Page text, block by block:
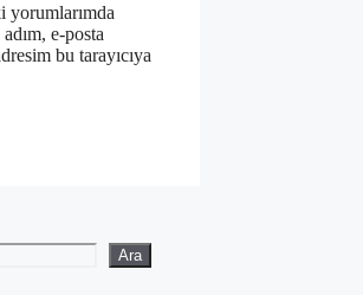
yorumlarımda
e-posta
bu tarayıcıya
Ara